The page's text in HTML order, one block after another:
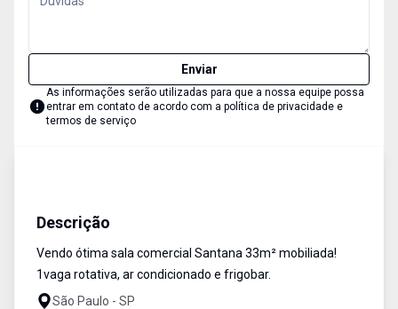
Enviar
As informações serão utilizadas para que a nossa equipe possa
entrar em contato de acordo com a política de privacidade e
termos de serviço
Descrição
Vendo ótima sala comercial Santana 33m² mobiliada!
1vaga rotativa, ar condicionado e frigobar.
São Paulo - SP